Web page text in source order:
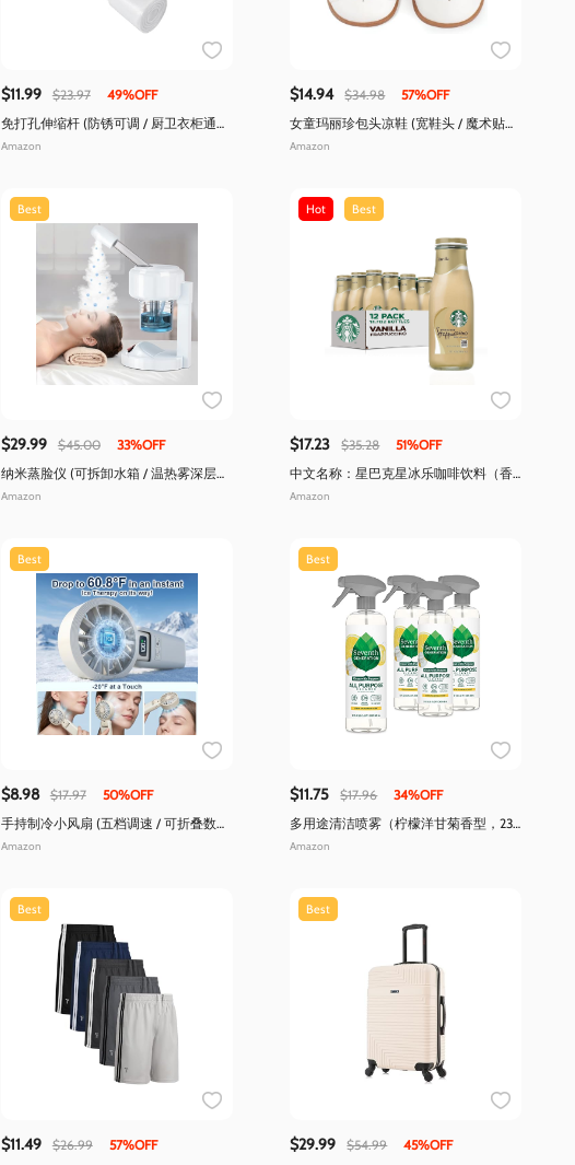
$11.99 $23.97
49%OFF
免打孔伸缩杆 (防锈可调 / 厨卫衣柜通用
两件装)
Amazon
$14.94 $34.98
57%OFF
女童玛丽珍包头凉鞋 (宽鞋头 / 魔术贴防
滑底)
Amazon
Best
$29.99 $45.00
33%OFF
纳米蒸脸仪 (可拆卸水箱 / 温热雾深层补
水)
Amazon
Hot Best
$17.23 $35.28
51%OFF
中文名称：星巴克星冰乐咖啡饮料（香
草味，13.7液量盎司，12瓶装）
Amazon
Best
$8.98 $17.97
50%OFF
手持制冷小风扇 (五档调速 / 可折叠数
显)
Amazon
Best
$11.75 $17.96
34%OFF
多用途清洁喷雾（柠檬洋甘菊香型，23
盎司×4瓶装，去油污）
Amazon
Best
$11.49 $26.99 57%OFF
Best
$29.99 $54.99 45%OFF